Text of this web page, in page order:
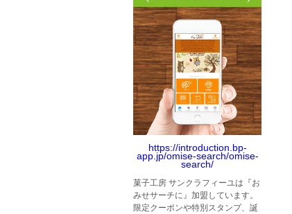
https://introduction.bp-
app.jp/omise-search/omise-
search/
菓子工房 サンクラフィーユは『お
みせサーチに』加盟しています。
限定クーポンや特別スタンプ、誕